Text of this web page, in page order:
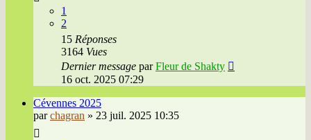
1
2
15 Réponses
3164 Vues
Dernier message parFleur de Shakty
16 oct. 2025 07:29
Cévennes 2025
parchagran » 23 juil. 2025 10:35